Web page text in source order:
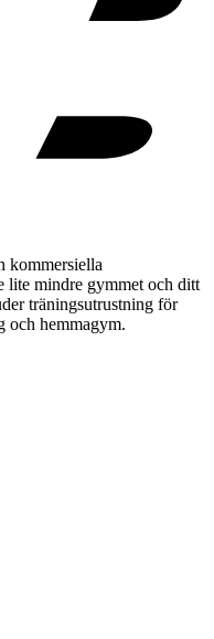
kommersiella
lite mindre gymmet och ditt
träningsutrustning för
och hemmagym.